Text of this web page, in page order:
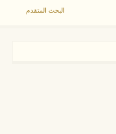
البحث المتقدم